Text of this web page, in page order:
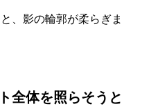
、影の輪郭が柔らぎま
全体を照らそうと